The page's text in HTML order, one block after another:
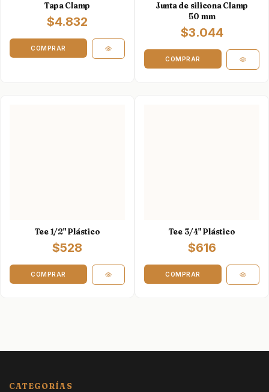
Tapa Clamp
$4.832
Junta de silicona Clamp
50 mm
$3.044
Tee 1/2" Plástico
$528
Tee 3/4" Plástico
$616
CATEGORÍAS